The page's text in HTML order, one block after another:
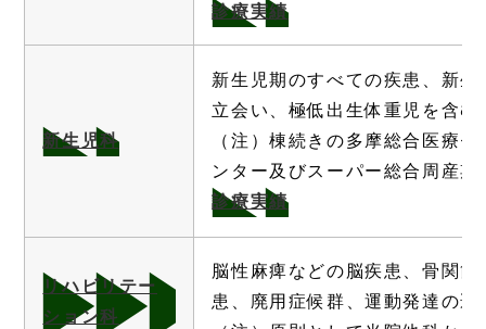
診療実績
新生児科
新生児期のすべての疾患、新
立会い、極低出生体重児を含む
（注）棟続きの多摩総合医療
ンター及びスーパー総合周産
診療実績
リハビリテー
ション科
脳性麻痺などの脳疾患、骨関
患、廃用症候群、運動発達の遅